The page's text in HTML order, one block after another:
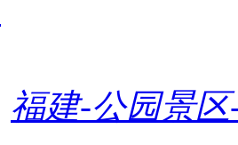
福建-公园景